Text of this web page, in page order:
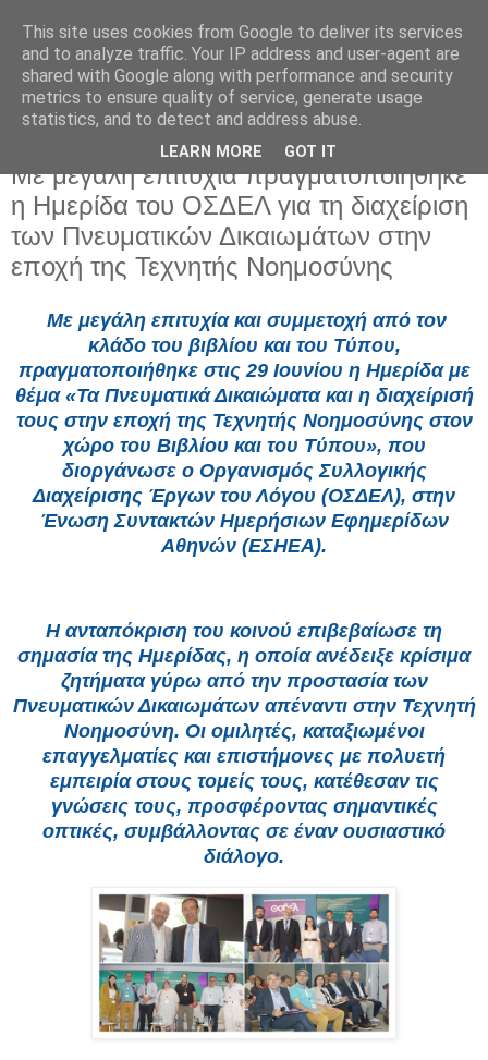
Δευτέρα 6 Ιουλίου 2026
Με μεγάλη επιτυχία πραγματοποιήθηκε
η Ημερίδα του ΟΣΔΕΛ για τη διαχείριση
των Πνευματικών Δικαιωμάτων στην
εποχή της Τεχνητής Νοημοσύνης
Με μεγάλη επιτυχία και συμμετοχή από τον
κλάδο του βιβλίου και του Τύπου,
πραγματοποιήθηκε στις 29 Ιουνίου η Ημερίδα με
θέμα «Τα Πνευματικά Δικαιώματα και η διαχείρισή
τους στην εποχή της Τεχνητής Νοημοσύνης στον
χώρο του Βιβλίου και του Τύπου», που
διοργάνωσε ο Οργανισμός Συλλογικής
Διαχείρισης Έργων του Λόγου (ΟΣΔΕΛ), στην
Ένωση Συντακτών Ημερήσιων Εφημερίδων
Αθηνών (ΕΣΗΕΑ).
Η ανταπόκριση του κοινού επιβεβαίωσε τη
σημασία της Ημερίδας, η οποία ανέδειξε κρίσιμα
ζητήματα γύρω από την προστασία των
Πνευματικών Δικαιωμάτων απέναντι στην Τεχνητή
Νοημοσύνη. Οι ομιλητές, καταξιωμένοι
επαγγελματίες και επιστήμονες με πολυετή
εμπειρία στους τομείς τους, κατέθεσαν τις
γνώσεις τους, προσφέροντας σημαντικές
οπτικές, συμβάλλοντας σε έναν ουσιαστικό
διάλογο.
This site uses cookies from Google to deliver its services
and to analyze traffic. Your IP address and user-agent are
shared with Google along with performance and security
metrics to ensure quality of service, generate usage
statistics, and to detect and address abuse.
LEARN MORE GOT IT